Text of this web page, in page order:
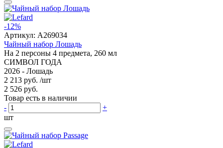
-12%
Артикул: A269034
Чайный набор Лошадь
На 2 персоны 4 предмета, 260 мл
СИМВОЛ ГОДА
2026 - Лошадь
2 213 руб. /шт
2 526 руб.
Товар есть в наличии
-
+
шт